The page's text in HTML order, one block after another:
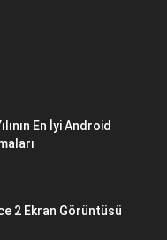
En İyi Android
2 Ekran Görüntüsü